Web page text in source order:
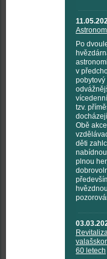
Po
v
pobytový
tzv.
Obě
děti
plnou
60 letech